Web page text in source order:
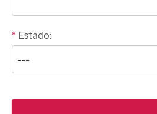
* Estado: